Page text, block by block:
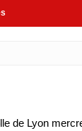
de Lyon